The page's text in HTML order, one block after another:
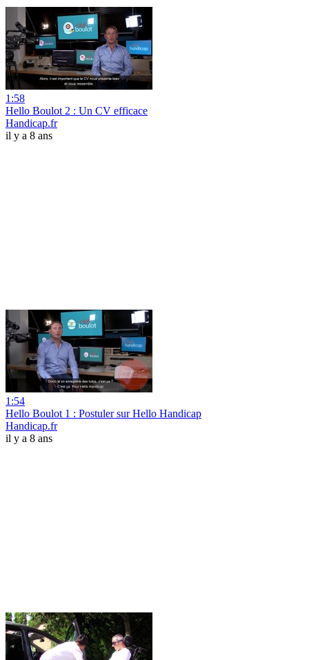
1:58
Hello Boulot 2 : Un CV efficace
Handicap.fr
il y a 8 ans
1:54
Hello Boulot 1 : Postuler sur Hello Handicap
Handicap.fr
il y a 8 ans